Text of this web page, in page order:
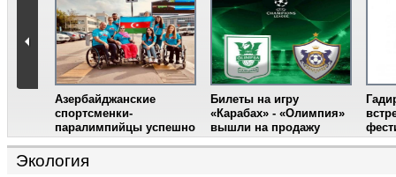
Азербайджанские
спортсменки-
паралимпийцы успешно
выступили на III
Международном
фестивале парашютного
Билеты на игру
«Карабах» - «Олимпия»
вышли на продажу
Экология